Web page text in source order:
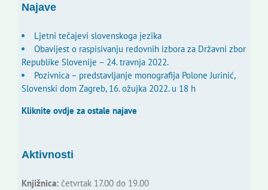
Najave
Ljetni tečajevi slovenskoga jezika
Obavijest o raspisivanju redovnih izbora za Državni zbor
Republike Slovenije – 24. travnja 2022.
Pozivnica – predstavljanje monografija Polone Jurinić,
Slovenski dom Zagreb, 16. ožujka 2022. u 18 h
Kliknite ovdje za ostale najave
Aktivnosti
Knjižnica:četvrtak 17.00 do 19.00